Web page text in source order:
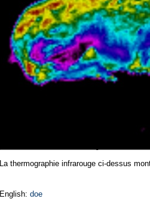
La thermographie infrarouge ci-dessus
English: doe